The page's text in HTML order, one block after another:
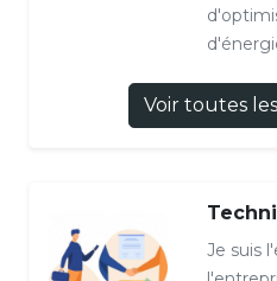
Voir toutes
Je suis